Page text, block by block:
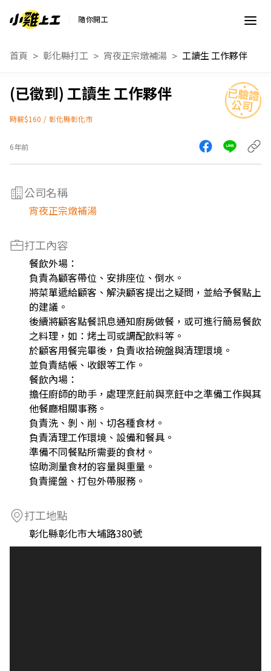
隨你開工
首頁 彰化縣打工 宵夜正宗燉補湯 工讀生 工作夥伴
工讀生 工作夥伴
時薪$160 / 彰化縣彰化市
6年前
公司名稱
宵夜正宗燉補湯
打工內容
餐飲外場：
負責為顧客帶位、安排座位、倒水。
將菜單遞給顧客、解決顧客提出之疑問，並給予餐點上
的建議。
後續將顧客點餐訊息通知廚房做餐，或可進行簡易餐飲
之料理，如：烤土司或調配飲料等。
於顧客用餐完畢後，負責收拾碗盤與清理環境。
並負責結帳、收銀等工作。
餐飲內場：
擔任廚師的助手，處理烹飪前與烹飪中之準備工作與其
他餐廳相關事務。
負責洗、剝、削、切各種食材。
負責清理工作環境、設備和餐具。
準備不同餐點所需要的食材。
協助測量食材的容量與重量。
負責擺盤、打包外帶服務。
打工地點
彰化縣彰化市大埔路380號